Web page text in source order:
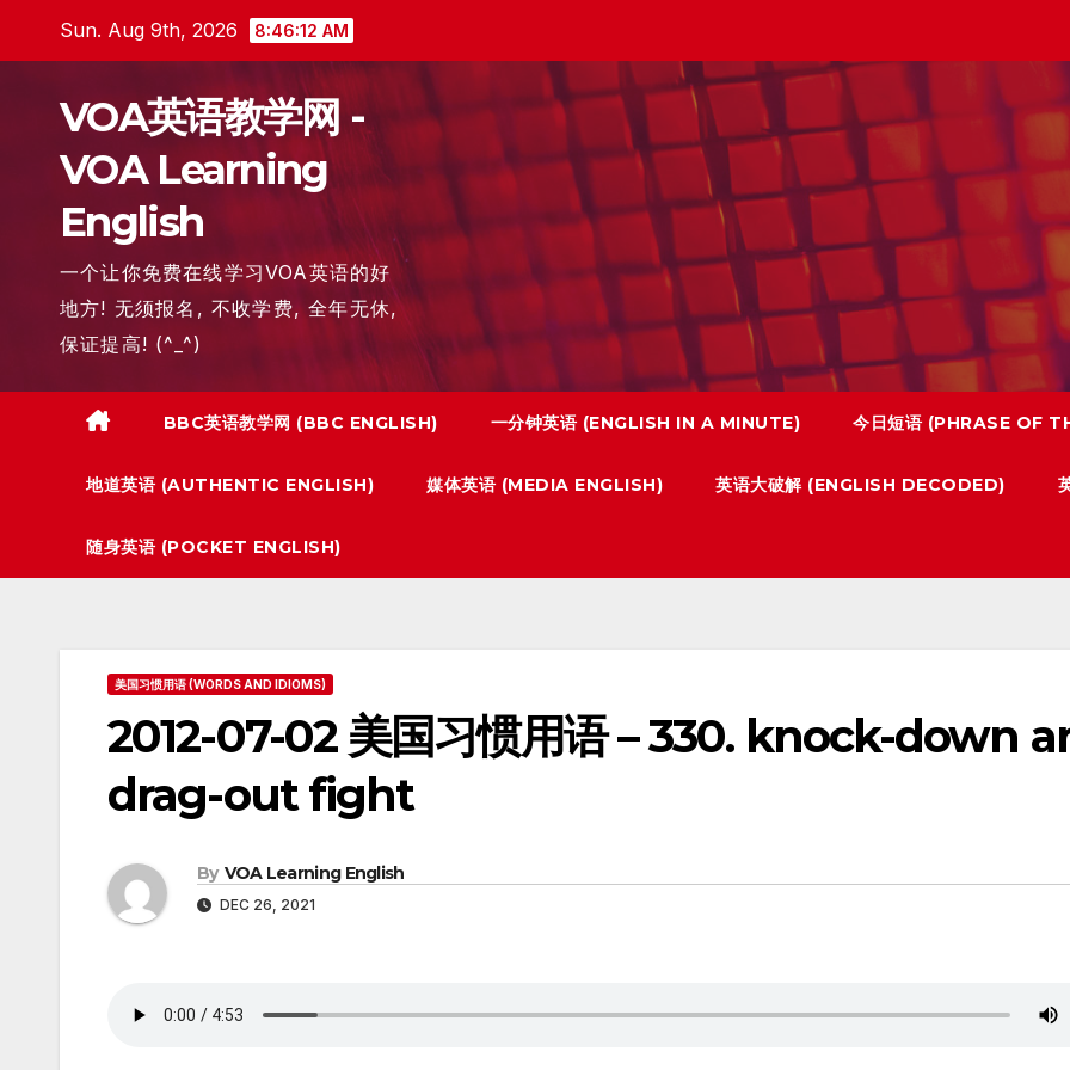
Sun. Aug 9th, 2026 8:46:13 AM
VOA英语教学网 -
VOA Learning
English
一个让你免费在线学习VOA英语的好
地方! 无须报名, 不收学费, 全年无休,
保证提高! (^_^)
BBC英语教学网 (BBC ENGLISH) 一分钟英语 (ENGLISH IN A MINUTE) 今日短语 (PHRASE OF
地道英语 (AUTHENTIC ENGLISH) 媒体英语 (MEDIA ENGLISH) 英语大破解 (ENGLISH DECODED)
随身英语 (POCKET ENGLISH)
美国习惯用语 (WORDS AND IDIOMS)
2012-07-02 美国习惯用语 – 330. knock-down
drag-out fight
By VOA Learning English
DEC 26, 2021